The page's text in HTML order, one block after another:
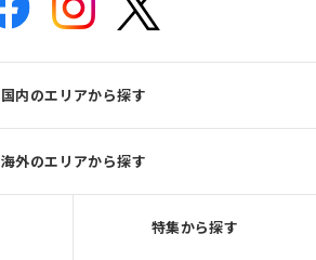
国内のエリアから探す
海外のエリアから探す
特集から探す